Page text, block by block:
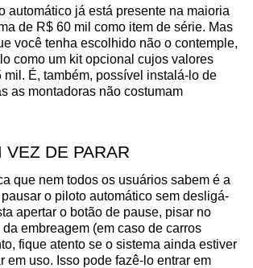
automático já está presente na maioria
de R$ 60 mil como item de série. Mas
você tenha escolhido não o contemple,
como um kit opcional cujos valores
mil. É, também, possível instalá-lo de
as montadoras não costumam
VEZ DE PARAR
que nem todos os usuários sabem é a
o piloto automático sem desligá-
apertar o botão de pause, pisar no
embreagem (em caso de carros
fique atento se o sistema ainda estiver
em uso. Isso pode fazê-lo entrar em